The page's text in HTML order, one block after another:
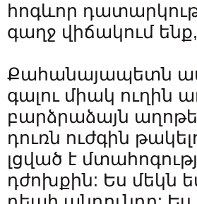
հոգևոր
գաղջ վիճակում
Քահանայապետն
գալու միակ ուղին
բարձրաձայն
դուռն ուժգին
լցված է
դժոխքին: Ես մեկն